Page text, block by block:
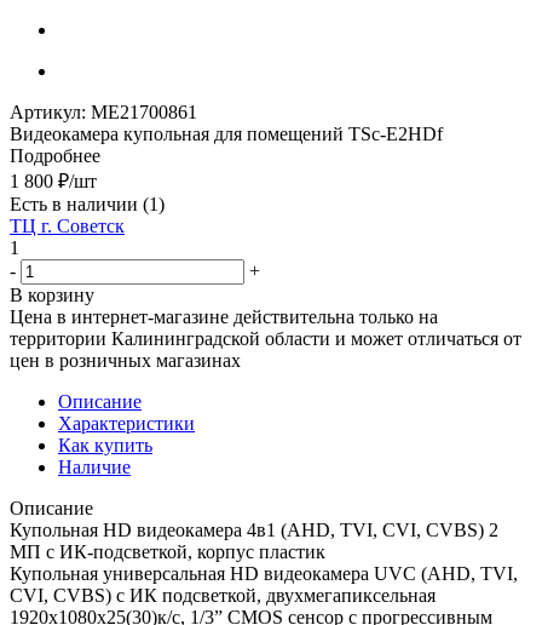
Артикул: МЕ21700861
Видеокамера купольная для помещений TSc-E2HDf
Подробнее
1 800 ₽/шт
Есть в наличии (1)
ТЦ г. Советск
1
-
+
В корзину
Цена в интернет-магазине действительна только на
территории Калининградской области и может отличаться от
цен в розничных магазинах
Описание
Характеристики
Как купить
Наличие
Описание
Купольная HD видеокамера 4в1 (AHD, TVI, CVI, CVBS) 2
МП с ИК-подсветкой, корпус пластик
Купольная универсальная HD видеокамера UVC (AHD, TVI,
CVI, CVBS) с ИК подсветкой, двухмегапиксельная
1920х1080х25(30)к/с, 1/3” CMOS сенсор c прогрессивным